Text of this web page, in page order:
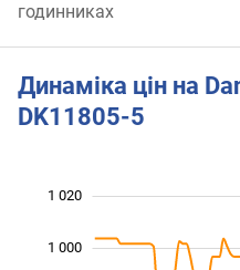
годинниках
Динаміка цін на
DK11805-5
1 000
1 020